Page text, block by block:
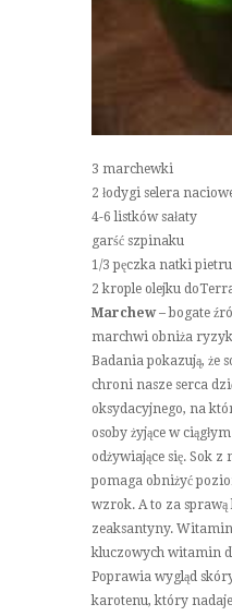
3 marchewki
2 łodygi selera
4-6 listków sałaty
garść szpinaku
1/3 pęczka natki
2 krople olejku
Marchew– bogate
marchwi obniża
Badania pokazują, że
chroni nasze serca
oksydacyjnego, na
osoby żyjące w
odżywiające się. Sok
pomaga obniżyć
wzrok. A to za
zeaksantyny.
kluczowych witamin
Poprawia wygląd
karotenu, który